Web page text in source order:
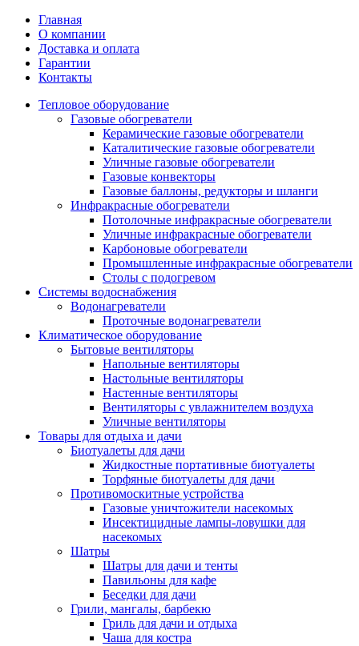
Главная
О компании
Доставка и оплата
Гарантии
Контакты
Тепловое оборудование
Газовые обогреватели
Керамические газовые обогреватели
Каталитические газовые обогреватели
Уличные газовые обогреватели
Газовые конвекторы
Газовые баллоны, редукторы и шланги
Инфракрасные обогреватели
Потолочные инфракрасные обогреватели
Уличные инфракрасные обогреватели
Карбоновые обогреватели
Промышленные инфракрасные обогреватели
Столы с подогревом
Системы водоснабжения
Водонагреватели
Проточные водонагреватели
Климатическое оборудование
Бытовые вентиляторы
Напольные вентиляторы
Настольные вентиляторы
Настенные вентиляторы
Вентиляторы с увлажнителем воздуха
Уличные вентиляторы
Товары для отдыха и дачи
Биотуалеты для дачи
Жидкостные портативные биотуалеты
Торфяные биотуалеты для дачи
Противомоскитные устройства
Газовые уничтожители насекомых
Инсектицидные лампы-ловушки для
насекомых
Шатры
Шатры для дачи и тенты
Павильоны для кафе
Беседки для дачи
Грили, мангалы, барбекю
Гриль для дачи и отдыха
Чаша для костра